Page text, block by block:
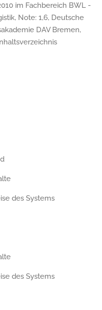
im Fachbereich BWL -
Note: 1,6, Deutsche
DAV Bremen,
des Systems
des Systems